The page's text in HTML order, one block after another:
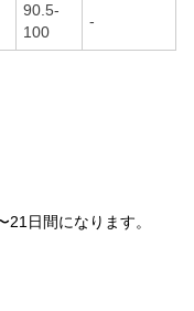
90.5-
100
-
日間になります。